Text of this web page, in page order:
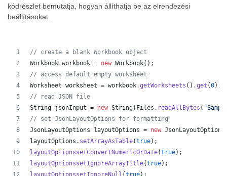
kódrészlet bemutatja, hogyan állíthatja be az elrendezési
beállításokat.
// create a blank Workbook object
Workbook workbook = new Workbook();
// access default empty worksheet
Worksheet worksheet = workbook.getWorksheets ().get (0);
// read JSON file
String jsonInput = new String( Files . readAllBytes (
// set JsonLayoutOptions for formatting
JsonLayoutOptions
layoutOptions = new JsonLayoutOptions
layoutOptions . setArrayAsTable(true);
layoutOptionssetConvertNumericOrDate(true);
layoutOptionssetIgnoreArrayTitle(true);
layoutOptionssetIgnoreNull (true);